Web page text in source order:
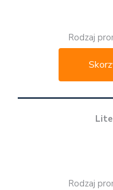
Rodzaj
Rodzaj